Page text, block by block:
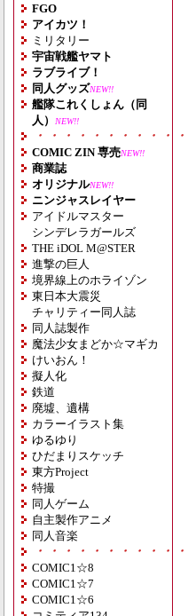
FGO
アイカツ！
ミリタリー
宇宙戦艦ヤマト
ラブライブ！
同人グッズNEW!!
艦隊これくしょん（同
人）
NEW!!
・・・・・・・・・・
COMIC ZIN 専売NEW!!
商業誌
オリジナルNEW!!
ニンジャスレイヤー
アイドルマスター
シンデレラガールズ
THE iDOL M@STER
進撃の巨人
境界線上のホライゾン
東日本大震災
チャリティー同人誌
同人誌製作
魔法少女まどか☆マギカ
けいおん！
擬人化
鉄道
廃墟、遺構
カラーイラスト集
ゆるゆり
ひだまりスケッチ
東方Project
特撮
同人ゲーム
自主製作アニメ
同人音楽
・・・・・・・・・・
COMIC1☆8
COMIC1☆7
COMIC1☆6